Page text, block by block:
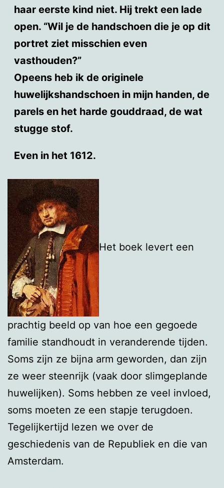
haar eerste kind niet. Hij trekt een lade
open. “Wil je de handschoen die je op dit
portret ziet misschien even
vasthouden?”
Opeens heb ik de originele
huwelijkshandschoen in mijn handen, de
parels en het harde gouddraad, de wat
stugge stof.
Even in het 1612.
Het boek levert een
prachtig beeld op van hoe een gegoede
familie standhoudt in veranderende tijden.
Soms zijn ze bijna arm geworden, dan zijn
ze weer steenrijk (vaak door slimgeplande
huwelijken). Soms hebben ze veel invloed,
soms moeten ze een stapje terugdoen.
Tegelijkertijd lezen we over de
geschiedenis van de Republiek en die van
Amsterdam.